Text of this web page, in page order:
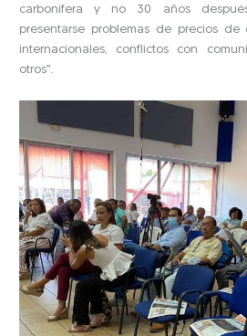
carbonífera y no 30 años
presentarse problemas de precios
internacionales, conflictos con
otros”.